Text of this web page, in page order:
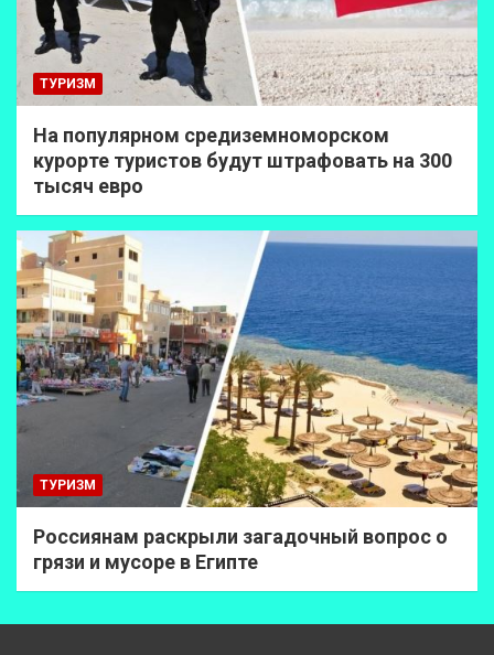
ТУРИЗМ
На популярном средиземноморском
курорте туристов будут штрафовать на 300
тысяч евро
ТУРИЗМ
Россиянам раскрыли загадочный вопрос о
грязи и мусоре в Египте